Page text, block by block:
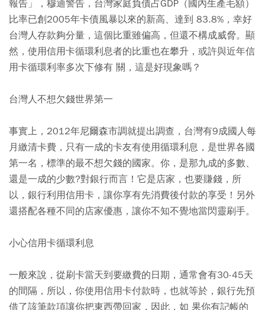
報告」，穆迪警告，台灣家庭負債占GDP（國內生產毛額）
比率已創2005年卡債風暴以來的新高、達到 83.8%，幸好
台灣人存款夠分量，這個比重雖偏高，但還不構成威脅。顯
然，使用信用卡循環利息者的比重也在攀升，或許與近年信
用卡循環利率多次下修有 關，這是好現象嗎？
台灣人不想欠錢世界第一
事實上，2012年尼爾森市調就提出調查，台灣有9成國人每
月繳清卡費，只有一成的卡友有使用循環利息，是世界各國
第一名，標準的最不想欠錢的國家。你，是那九成的多數、
還是一成的少數?對銀行而言！它是店家，也要賺錢，所
以，銀行利用信用卡，讓你享有先消費後付款的享受！另外
還搭配各種不同的店家優惠，讓你不知不覺地當閃靈刷手。
小心信用卡循環利息
一般來說，從刷卡當天到要繳費的日期，通常會有30-45天
的間隔，所以，你使用信用卡付款時，也就等於，銀行先預
借了該筆款項讓你把東西帶回家，因此，如 果你有記帳的